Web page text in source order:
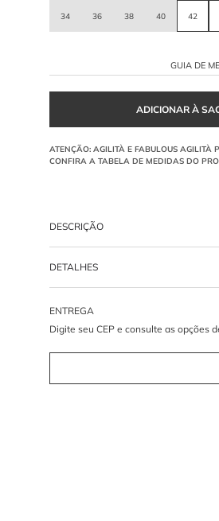
34 36 38 40 42
GUIA DE
DESCRIÇÃO
Vestido curto azul claro confeccionado
nos punhos.
Tricoline: leveza e resistência
O tecido tricoline é conhecido por sua
Cor azul claro: delicadeza
DETALHES